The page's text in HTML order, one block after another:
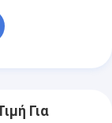
Για